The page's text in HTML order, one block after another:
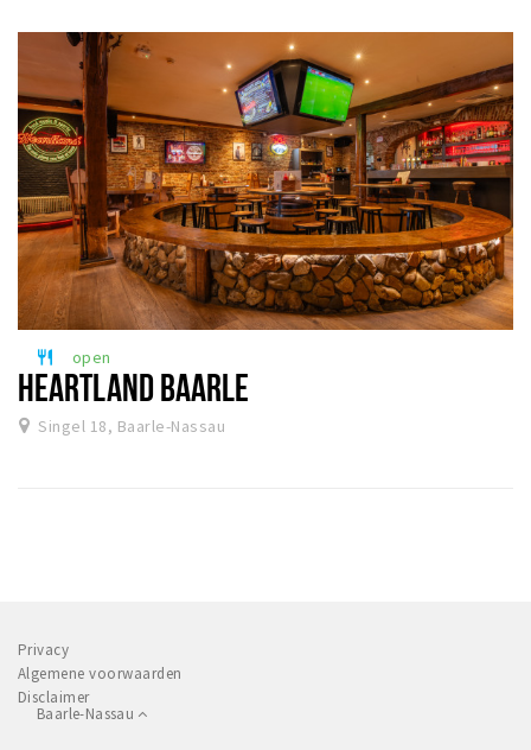
restaurant open
HEARTLAND BAARLE
Singel 18, Baarle-Nassau
Privacy
Algemene voorwaarden
Disclaimer
Baarle-Nassau